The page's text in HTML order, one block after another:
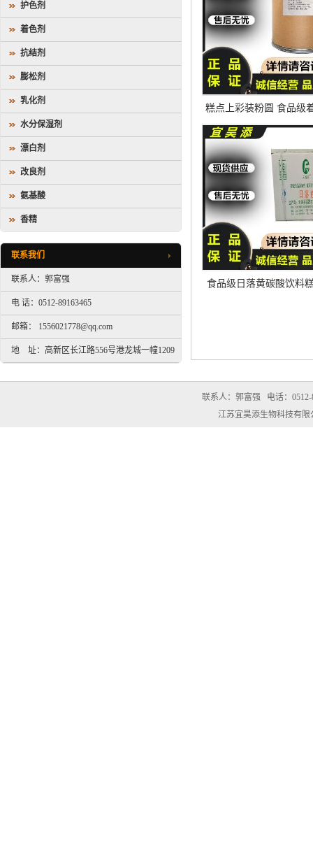
护色剂
着色剂
抗结剂
膨松剂
乳化剂
水分保湿剂
漂白剂
改良剂
氨基酸
香精
联系我们
联系人：郭富强
电 话：0512-89163465
邮箱： 1556021778@qq.com
地 址：高新区长江路556号港龙城一幢1209
糕点上彩装粉圆 食品级
旋藻粉
食品级日落黄碳酸饮料
联系人：郭富强 电话：0512-
江苏宜昊添生物科技有限